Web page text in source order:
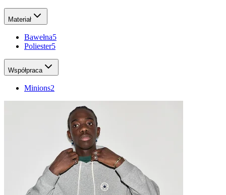
Materiał
Bawełna5
Poliester5
Współpraca
Minions2